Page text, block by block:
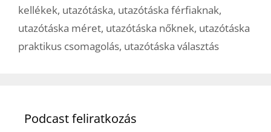
kellékek, utazótáska, utazótáska férfiaknak,
utazótáska méret, utazótáska nőknek, utazótáska
praktikus csomagolás, utazótáska választás
Podcast feliratkozás